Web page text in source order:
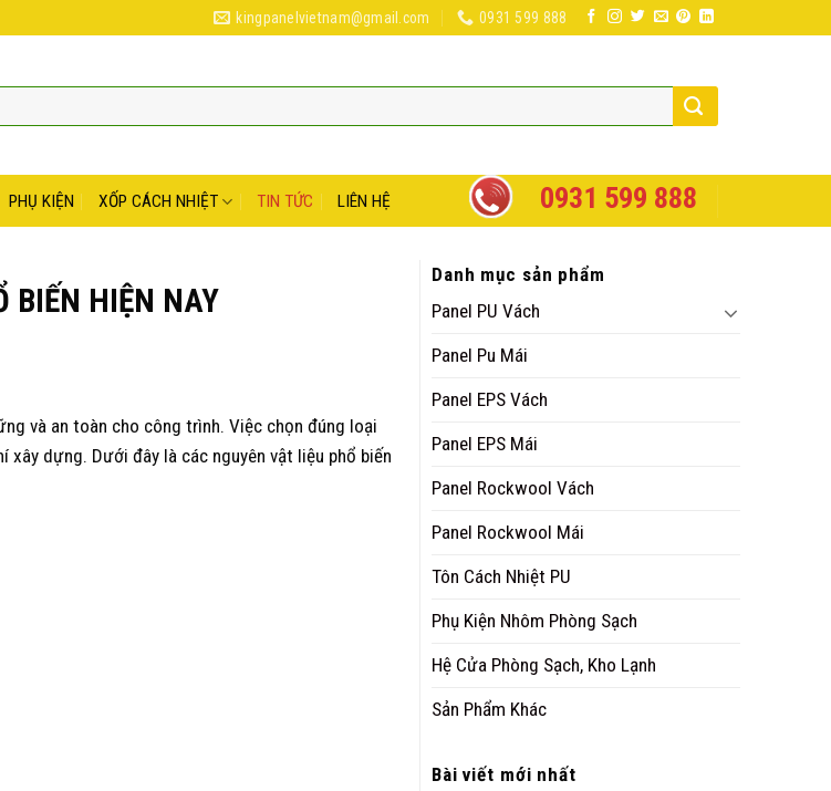
kingpanelvietnam@gmail.com 0931 599 888
PHỤ KIỆN XỐP CÁCH NHIỆT TIN TỨC LIÊN HỆ 0931 599 888
BIẾN HIỆN NAY
và an toàn cho công trình. Việc chọn đúng loại
dựng. Dưới đây là các nguyên vật liệu phổ biến
Danh mục sản phẩm
Panel PU Vách
Panel Pu Mái
Panel EPS Vách
Panel EPS Mái
Panel Rockwool Vách
Panel Rockwool Mái
Tôn Cách Nhiệt PU
Phụ Kiện Nhôm Phòng Sạch
Hệ Cửa Phòng Sạch, Kho Lạnh
Sản Phẩm Khác
Bài viết mới nhất